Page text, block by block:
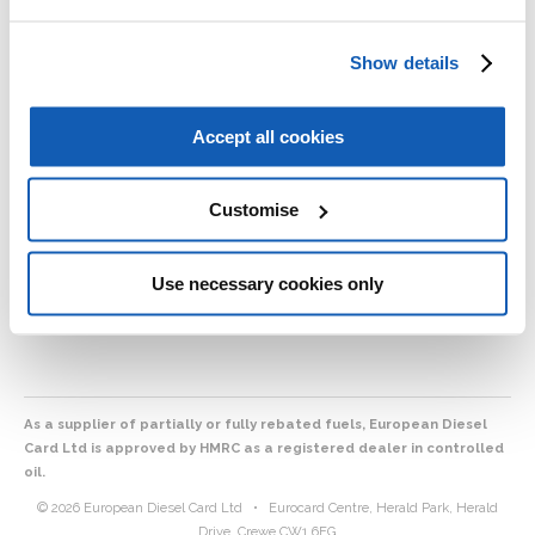
Show details
Accept all cookies
Customise
Use necessary cookies only
Du kan installera den själv och det är väldigt enkelt att göra.
Vi erbjuder också andra tull lösningar och täcker andra länder.
Ansök nu
As a supplier of partially or fully rebated fuels, European Diesel
Card Ltd is approved by HMRC as a registered dealer in controlled
oil.
© 2026 European Diesel Card Ltd •
Eurocard Centre, Herald Park, Herald